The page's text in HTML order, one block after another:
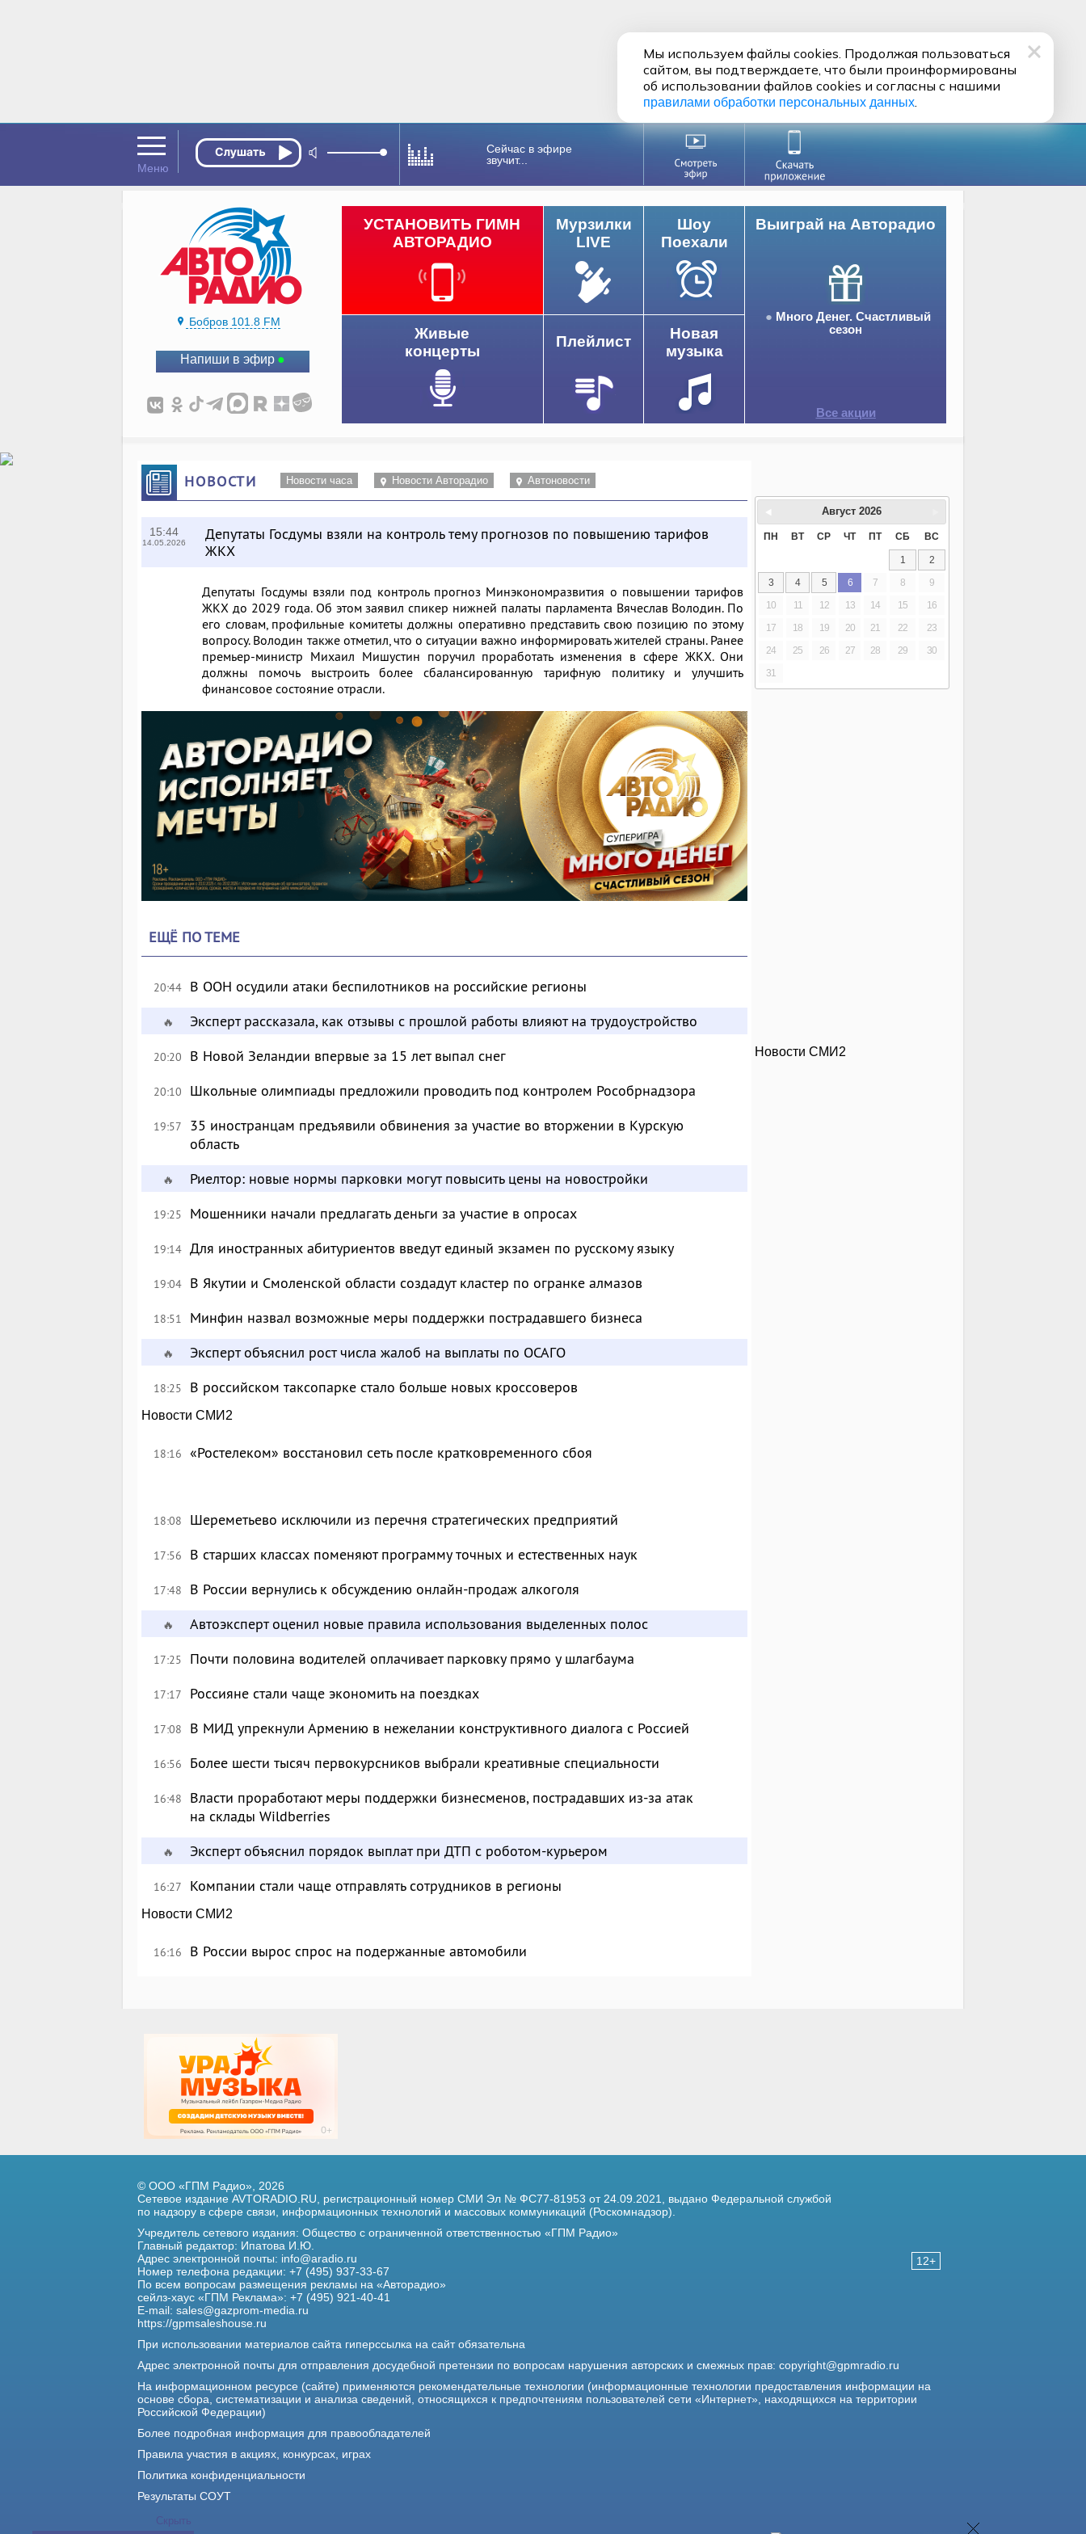
Сейчас в эфире
звучит...
Бобров 101.8 FM
Напиши в эфир
Выиграй на Авторадио
Много Денег. Счастливый
сезон
Все акции
УСТАНОВИТЬ ГИМН
АВТОРАДИО
Мурзилки
LIVE
Шоу
Поехали
Живые
концерты
Плейлист
Новая
музыка
НОВОСТИ Новости часа Новости Авторадио Автоновости
15:44
14.05.2026
Депутаты Госдумы взяли на контроль тему прогнозов по повышению тарифов
ЖКХ
Депутаты Госдумы взяли под контроль прогноз Минэкономразвития о повышении тарифов
ЖКХ до 2029 года. Об этом заявил спикер нижней палаты парламента Вячеслав Володин. По
его словам, профильные комитеты должны оперативно представить свою позицию по этому
вопросу. Володин также отметил, что о ситуации важно информировать жителей страны. Ранее
премьер-министр Михаил Мишустин поручил проработать изменения в сфере ЖКХ. Они
должны помочь выстроить более сбалансированную тарифную политику и улучшить
финансовое состояние отрасли.
ЕЩЁ ПО ТЕМЕ
20:44 В ООН осудили атаки беспилотников на российские регионы
🔥 Эксперт рассказала, как отзывы с прошлой работы влияют на трудоустройство
20:20 В Новой Зеландии впервые за 15 лет выпал снег
20:10 Школьные олимпиады предложили проводить под контролем Рособрнадзора
19:57
35 иностранцам предъявили обвинения за участие во вторжении в Курскую
область
🔥 Риелтор: новые нормы парковки могут повысить цены на новостройки
19:25 Мошенники начали предлагать деньги за участие в опросах
19:14 Для иностранных абитуриентов введут единый экзамен по русскому языку
19:04 В Якутии и Смоленской области создадут кластер по огранке алмазов
18:51 Минфин назвал возможные меры поддержки пострадавшего бизнеса
🔥 Эксперт объяснил рост числа жалоб на выплаты по ОСАГО
18:25 В российском таксопарке стало больше новых кроссоверов
Новости СМИ2
18:16 «Ростелеком» восстановил сеть после кратковременного сбоя
18:08 Шереметьево исключили из перечня стратегических предприятий
17:56 В старших классах поменяют программу точных и естественных наук
17:48 В России вернулись к обсуждению онлайн-продаж алкоголя
🔥 Автоэксперт оценил новые правила использования выделенных полос
17:25 Почти половина водителей оплачивает парковку прямо у шлагбаума
17:17 Россияне стали чаще экономить на поездках
17:08 В МИД упрекнули Армению в нежелании конструктивного диалога с Россией
16:56 Более шести тысяч первокурсников выбрали креативные специальности
16:48
Власти проработают меры поддержки бизнесменов, пострадавших из-за атак
на склады Wildberries
🔥 Эксперт объяснил порядок выплат при ДТП с роботом-курьером
16:27 Компании стали чаще отправлять сотрудников в регионы
Новости СМИ2
16:16 В России вырос спрос на подержанные автомобили
Август 2026
ПН ВТ СР ЧТ ПТ СБ ВС
1
2
3
4 5 6 7 8
9
10
11 12 13 14 15
16
17
18 19 20 21 22
23
24
25 26 27 28 29
30
31
Новости СМИ2
Скрыть
12+
© ООО «ГПМ Радио», 2026
Сетевое издание AVTORADIO.RU, регистрационный номер СМИ Эл № ФС77-81953 от 24.09.2021, выдано Федеральной службой
по надзору в сфере связи, информационных технологий и массовых коммуникаций (Роскомнадзор).
Учредитель сетевого издания: Общество с ограниченной ответственностью «ГПМ Радио»
Главный редактор: Ипатова И.Ю.
Адрес электронной почты: info@aradio.ru
Номер телефона редакции: +7 (495) 937-33-67
По всем вопросам размещения рекламы на «Авторадио»
сейлз-хаус «ГПМ Реклама»: +7 (495) 921-40-41
E-mail: sales@gazprom-media.ru
https://gpmsaleshouse.ru
При использовании материалов сайта гиперссылка на сайт обязательна
Адрес электронной почты для отправления досудебной претензии по вопросам нарушения авторских и смежных прав: copyright@gpmradio.ru
На информационном ресурсе (сайте) применяются рекомендательные технологии (информационные технологии предоставления информации на
основе сбора, систематизации и анализа сведений, относящихся к предпочтениям пользователей сети «Интернет», находящихся на территории
Российской Федерации)
Более подробная информация для правообладателей
Правила участия в акциях, конкурсах, играх
Политика конфиденциальности
Результаты СОУТ
Мы используем файлы cookies. Продолжая пользоваться
сайтом, вы подтверждаете, что были проинформированы
об использовании файлов cookies и согласны с нашими
правилами обработки персональных данных.